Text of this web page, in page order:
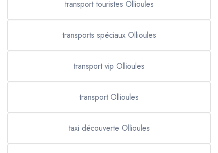
transport touristes Ollioules
transports spéciaux Ollioules
transport vip Ollioules
transport Ollioules
taxi découverte Ollioules